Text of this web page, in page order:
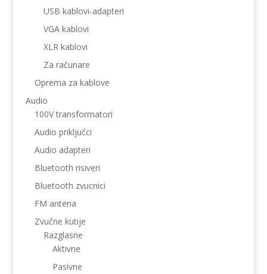
USB kablovi-adapteri
VGA kablovi
XLR kablovi
Za računare
Oprema za kablove
Audio
100V transformatori
Audio priključci
Audio adapteri
Bluetooth risiveri
Bluetooth zvucnici
FM antena
Zvučne kutije
Razglasne
Aktivne
Pasivne